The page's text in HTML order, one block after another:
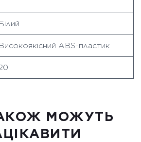
Білий
Високоякісний ABS-пластик
МОЖУТЬ